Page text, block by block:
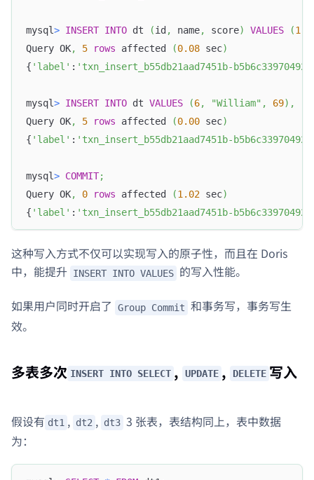
mysql> INSERT INTO dt (id , name, score) VALUES (1
Query OK, 5 rows affected (0.08 sec)
{ 'label' : 'txn_insert_b55db21aad7451b-
mysql> INSERT INTO dt VALUES (6, "William" , 69) ,
Query OK, 5 rows affected (0.00 sec)
{ 'label' : 'txn_insert_b55db21aad7451b-
mysql> COMMIT;
Query OK, 0 rows affected (1.02 sec)
{ 'label' : 'txn_insert_b55db21aad7451b-
这种写入方式不仅可以实现写入的原子性，而且在 Doris
中，能提升 INSERT INTO VALUES 的写入性能。
如果用户同时开启了 Group Commit 和事务写，事务写生
效。
多表多次 INSERT INTO SELECT , UPDATE , DELETE 写入
假设有 dt1 , dt2 , dt3 3 张表，表结构同上，表中数据
为：